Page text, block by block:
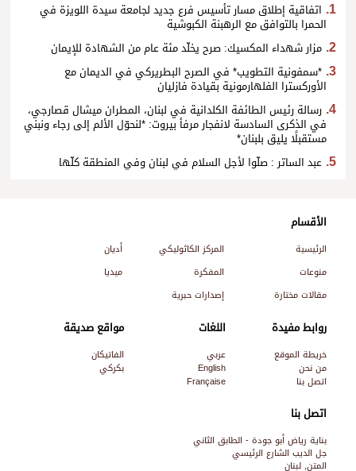
اتفاقية إطلاق مسار تأسيس فرع جديد لجامعة سيدة اللويزة في
الحمرا بالتوافق مع الرهبنة الكبوشية
مزار شهداء المكسيك: صرح يخلّد مئة عام من الشهادة للإيمان
*سمفونية التطويب* في الصرح البطريركي في الديمان مع
الأوركسترا الفلهارمونية بقيادة فازليان
رسالة رئيس الطائفة الكلدانية في لبنان، المطران ميشال قصارجي،
في الذكرى السادسة لانفجار مرفأ بيروت: *لنحوّل الألم إلى رجاء ونبني
مستقبلًا يليق بلبنان*
عبد الساتر : صلّوا لأجل السلام في لبنان وفي المنطقة كلّها
اتصل بنا
بناية رياض أبو جودة - الطابق الثاني
جل الديب الشارع الرئيسي
المتن, لبنان
الأقسام
الرئيسية المركز الكاثوليكي
أديان
منوعات
المفكرة
ميديا
مقالات مختارة
إصدارات حبرية
روابط مفيدة
خريطة الموقع
من نحن
اتصل بنا
اللغات
عربي
English
Française
مواقع صديقة
الفاتيكان
بكركي